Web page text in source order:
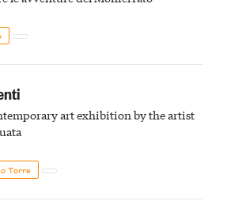
art exhibition by the artist
Torre